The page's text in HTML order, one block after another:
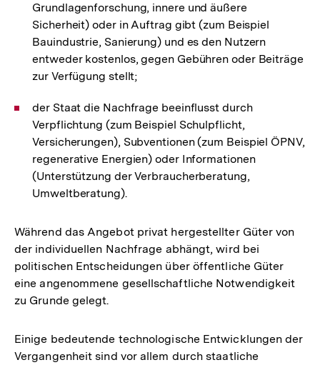
Grundlagenforschung, innere und äußere
Sicherheit) oder in Auftrag gibt (zum Beispiel
Bauindustrie, Sanierung) und es den Nutzern
entweder kostenlos, gegen Gebühren oder Beiträge
zur Verfügung stellt;
der Staat die Nachfrage beeinflusst durch
Verpflichtung (zum Beispiel Schulpflicht,
Versicherungen), Subventionen (zum Beispiel ÖPNV,
regenerative Energien) oder Informationen
(Unterstützung der Verbraucherberatung,
Umweltberatung).
Während das Angebot privat hergestellter Güter von
der individuellen Nachfrage abhängt, wird bei
politischen Entscheidungen über öffentliche Güter
eine angenommene gesellschaftliche Notwendigkeit
zu Grunde gelegt.
Einige bedeutende technologische Entwicklungen der
Vergangenheit sind vor allem durch staatliche